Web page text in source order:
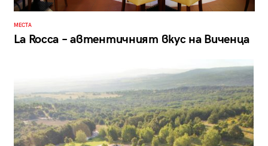
МЕСТА
La Rocca – автентичният вкус на Виченца